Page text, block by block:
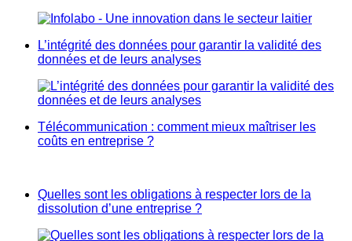
L’intégrité des données pour garantir la validité des
données et de leurs analyses
Télécommunication : comment mieux maîtriser les
coûts en entreprise ?
Quelles sont les obligations à respecter lors de la
dissolution d’une entreprise ?